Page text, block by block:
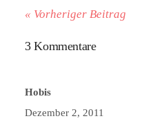
« Vorheriger Beitrag
3 Kommentare
Hobis
Dezember 2, 2011